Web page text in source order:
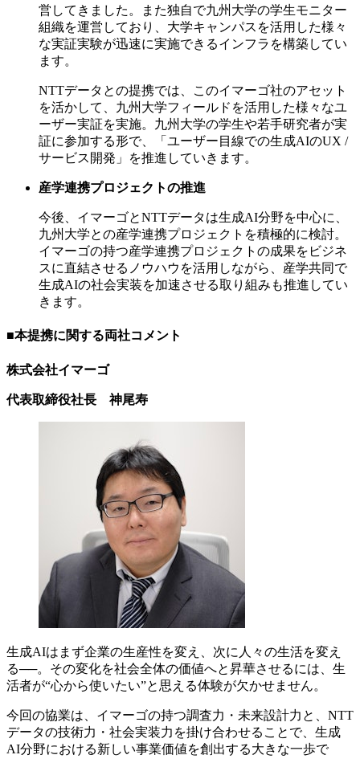
営してきました。また独自で九州大学の学生モニター
組織を運営しており、大学キャンパスを活用した様々
な実証実験が迅速に実施できるインフラを構築してい
ます。
NTTデータとの提携では、このイマーゴ社のアセット
を活かして、九州大学フィールドを活用した様々なユ
ーザー実証を実施。九州大学の学生や若手研究者が実
証に参加する形で、「ユーザー目線での生成AIのUX /
サービス開発」を推進していきます。
産学連携プロジェクトの推進
今後、イマーゴとNTTデータは生成AI分野を中心に、
九州大学との産学連携プロジェクトを積極的に検討。
イマーゴの持つ産学連携プロジェクトの成果をビジネ
スに直結させるノウハウを活用しながら、産学共同で
生成AIの社会実装を加速させる取り組みも推進してい
きます。
■本提携に関する両社コメント
株式会社イマーゴ
代表取締役社長 神尾寿
生成AIはまず企業の生産性を変え、次に人々の生活を変え
る──。その変化を社会全体の価値へと昇華させるには、生
活者が“心から使いたい”と思える体験が欠かせません。
今回の協業は、イマーゴの持つ調査力・未来設計力と、NTT
データの技術力・社会実装力を掛け合わせることで、生成
AI分野における新しい事業価値を創出する大きな一歩で